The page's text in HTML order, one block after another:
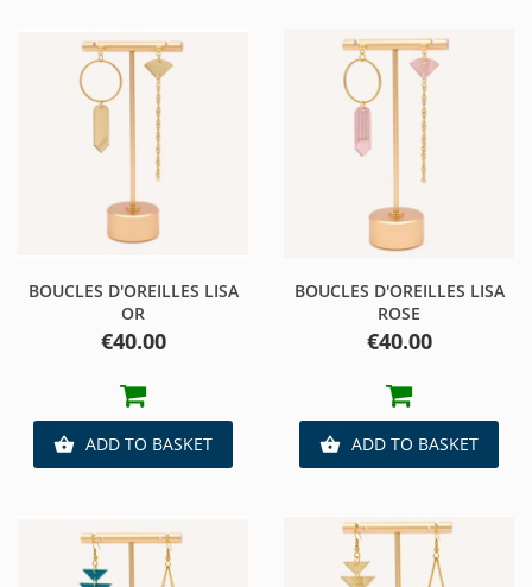
BOUCLES D'OREILLES LISA
OR
Price
€40.00
 ADD TO BASKET
BOUCLES D'OREILLES LISA
ROSE
Price
€40.00
 ADD TO BASKET